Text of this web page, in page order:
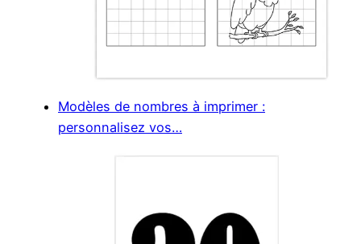
Modèles de nombres à imprimer :
personnalisez vos…